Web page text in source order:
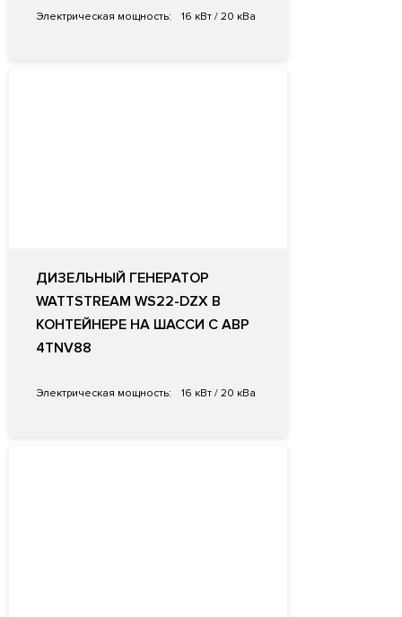
Электрическая мощность: 16 кВт / 20 кВа
ДИЗЕЛЬНЫЙ ГЕНЕРАТОР
WATTSTREAM WS22-DZX В
КОНТЕЙНЕРЕ НА ШАССИ С АВР
4TNV88
Электрическая мощность: 16 кВт / 20 кВа